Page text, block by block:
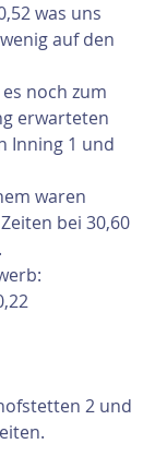
was uns
auf den
noch zum
erwarteten
Inning 1 und
waren
bei 30,60
2 und